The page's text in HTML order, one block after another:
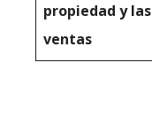
propiedad y las
ventas